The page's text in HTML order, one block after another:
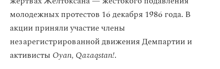
молодежных протестов 16 декабря 1986 года. В
акции приняли участие члены
незарегистрированной движения Демпартии и
активисты Oyan, Qazaqstan!.